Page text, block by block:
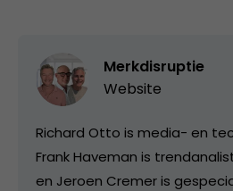
Merkdisruptie
Website
Richard Otto is media- en
Frank Haveman is
en Jeroen Cremer is